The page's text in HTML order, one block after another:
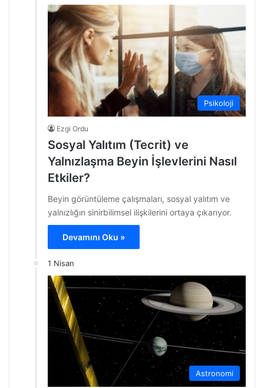
Psikoloji
Ezgi Ordu
Sosyal Yalıtım (Tecrit) ve
Yalnızlaşma Beyin İşlevlerini Nasıl
Etkiler?
Beyin görüntüleme çalışmaları, sosyal yalıtım ve
yalnızlığın sinirbilimsel ilişkilerini ortaya çıkarıyor.
Devamını Oku »
1 Nisan
Astronomi